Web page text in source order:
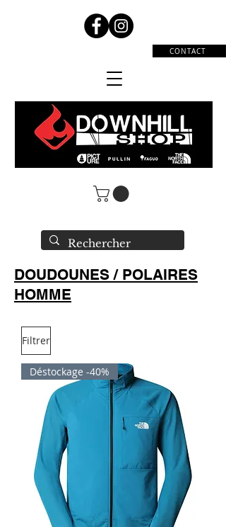
CONTACT
DOUDOUNES / POLAIRES
HOMME
Filtrer
Déstockage -40%